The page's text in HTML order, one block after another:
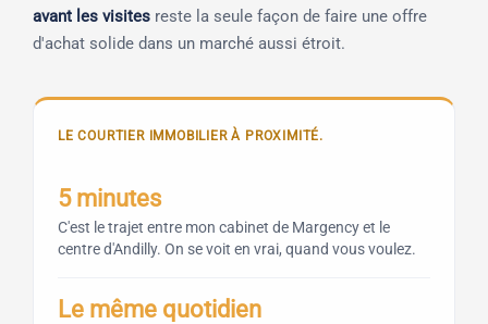
avant les visites reste la seule façon de faire une offre
d'achat solide dans un marché aussi étroit.
LE COURTIER IMMOBILIER À PROXIMITÉ.
5 minutes
C'est le trajet entre mon cabinet de Margency et le
centre d'Andilly. On se voit en vrai, quand vous voulez.
Le même quotidien